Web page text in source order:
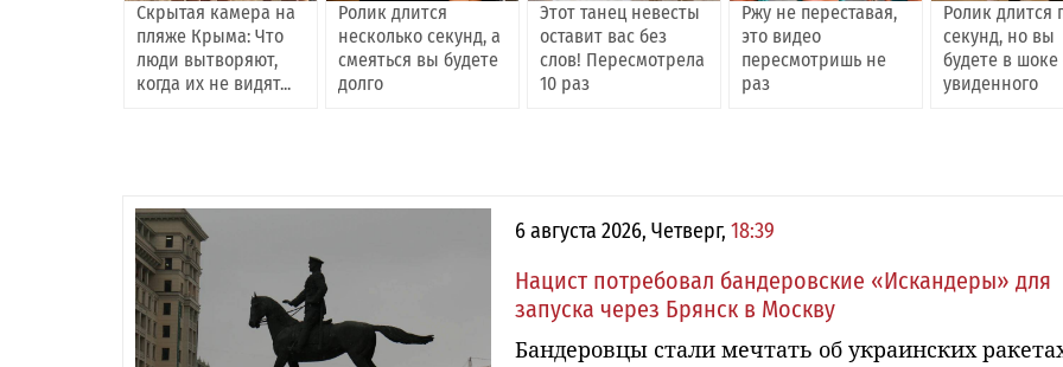
Скрытая камера на
пляже Крыма: Что
люди вытворяют,
когда их не видят...
Ролик длится
несколько секунд, а
смеяться вы будете
долго
Этот танец невесты
оставит вас без
слов! Пересмотрела
10 раз
Ржу не переставая,
это видео
пересмотришь не
раз
Ролик длится
секунд, но вы
будете в шоке
увиденного
6 августа 2026, Четверг, 18:39
Нацист потребовал бандеровские «Искандеры» для
запуска через Брянск в Москву
Бандеровцы стали мечтать об украинских